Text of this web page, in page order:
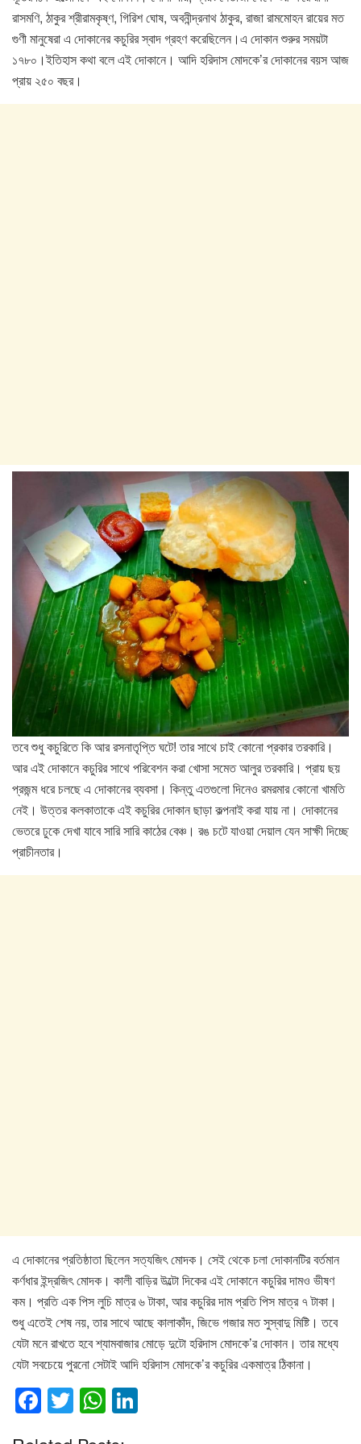
রাসমণি, ঠাকুর শ্রীরামকৃষ্ণ, গিরিশ ঘোষ, অবনীন্দ্রনাথ ঠাকুর, রাজা রামমোহন রায়ের মত
গুণী মানুষেরা এ দোকানের কচুরির স্বাদ গ্রহণ করেছিলেন।এ দোকান শুরুর সময়টা
১৭৮০।ইতিহাস কথা বলে এই দোকানে। আদি হরিদাস মোদকে’র দোকানের বয়স আজ
প্রায় ২৫০ বছর।
তবে শুধু কচুরিতে কি আর রসনাতৃপ্তি ঘটে! তার সাথে চাই কোনো প্রকার তরকারি।
আর এই দোকানে কচুরির সাথে পরিবেশন করা খোসা সমেত আলুর তরকারি। প্রায় ছয়
প্রজন্ম ধরে চলছে এ দোকানের ব্যবসা। কিন্তু এতগুলো দিনেও রমরমার কোনো খামতি
নেই। উত্তর কলকাতাকে এই কচুরির দোকান ছাড়া কল্পনাই করা যায় না। দোকানের
ভেতরে ঢুকে দেখা যাবে সারি সারি কাঠের বেঞ্চ। রঙ চটে যাওয়া দেয়াল যেন সাক্ষী দিচ্ছে
প্রাচীনতার।
এ দোকানের প্রতিষ্ঠাতা ছিলেন সত্যজিৎ মোদক। সেই থেকে চলা দোকানটির বর্তমান
কর্ণধার ইন্দ্রজিৎ মোদক। কালী বাড়ির উল্টো দিকের এই দোকানে কচুরির দামও ভীষণ
কম। প্রতি এক পিস লুচি মাত্র ৬ টাকা, আর কচুরির দাম প্রতি পিস মাত্র ৭ টাকা।
শুধু এতেই শেষ নয়, তার সাথে আছে কালাকাঁদ, জিভে গজার মত সুস্বাদু মিষ্টি। তবে
যেটা মনে রাখতে হবে শ্যামবাজার মোড়ে দুটো হরিদাস মোদকে’র দোকান। তার মধ্যে
যেটা সবচেয়ে পুরনো সেটাই আদি হরিদাস মোদকে’র কচুরির একমাত্র ঠিকানা।
F T W